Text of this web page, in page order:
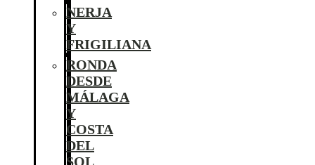
NERJA
Y
FRIGILIANA
RONDA
DESDE
MÁLAGA
Y
COSTA
DEL
SOL